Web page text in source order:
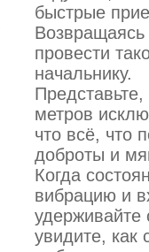
быстрые
провести
начальнику.
метров
что всё, что
доброты и
Когда
вибрацию и
удерживайте
увидите, как